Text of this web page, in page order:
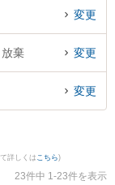
弁護士法人GoDo 静
の実績豊富な近くの
できる静岡市葵区内
におすすめです。
変更
棄 変更
変更
詳しくは こちら)
23件中 1-23件を表示